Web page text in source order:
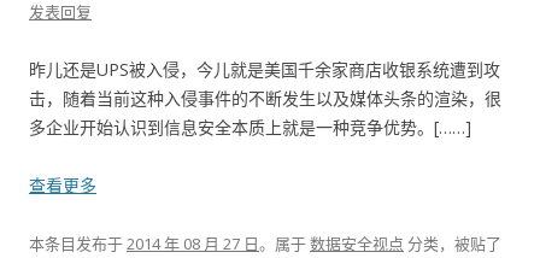
发表回复
昨儿还是UPS被入侵，今儿就是美国千余家商店收银系统遭到攻
击，随着当前这种入侵事件的不断发生以及媒体头条的渲染，很
多企业开始认识到信息安全本质上就是一种竞争优势。[……]
查看更多
本条目发布于2014 年 08 月 27 日。属于数据安全视点 分类，被贴了